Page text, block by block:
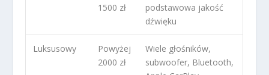
1500 zł
podstawowa jakość
dźwięku
Luksusowy
Powyżej
2000 zł
Wiele głośników,
subwoofer, Bluetooth,